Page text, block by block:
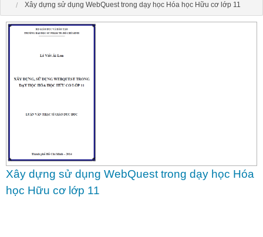
Xây dựng sử dụng WebQuest trong dạy học Hóa học Hữu cơ lớp 11
Xây dựng sử dụng WebQuest trong dạy học Hóa
học Hữu cơ lớp 11